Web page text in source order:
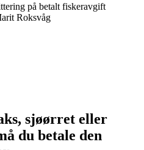
på betalt fiskeravgift
Roksvåg
sjøørret eller
du betale den